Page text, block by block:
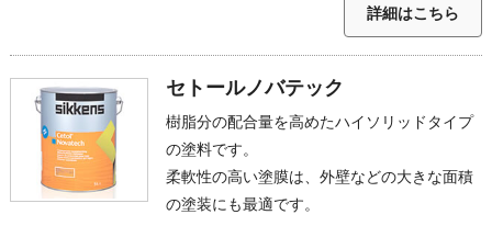
詳細はこちら
セトールノバテック
樹脂分の配合量を高めたハイソリッドタイプ
の塗料です。
柔軟性の高い塗膜は、外壁などの大きな面積
の塗装にも最適です。